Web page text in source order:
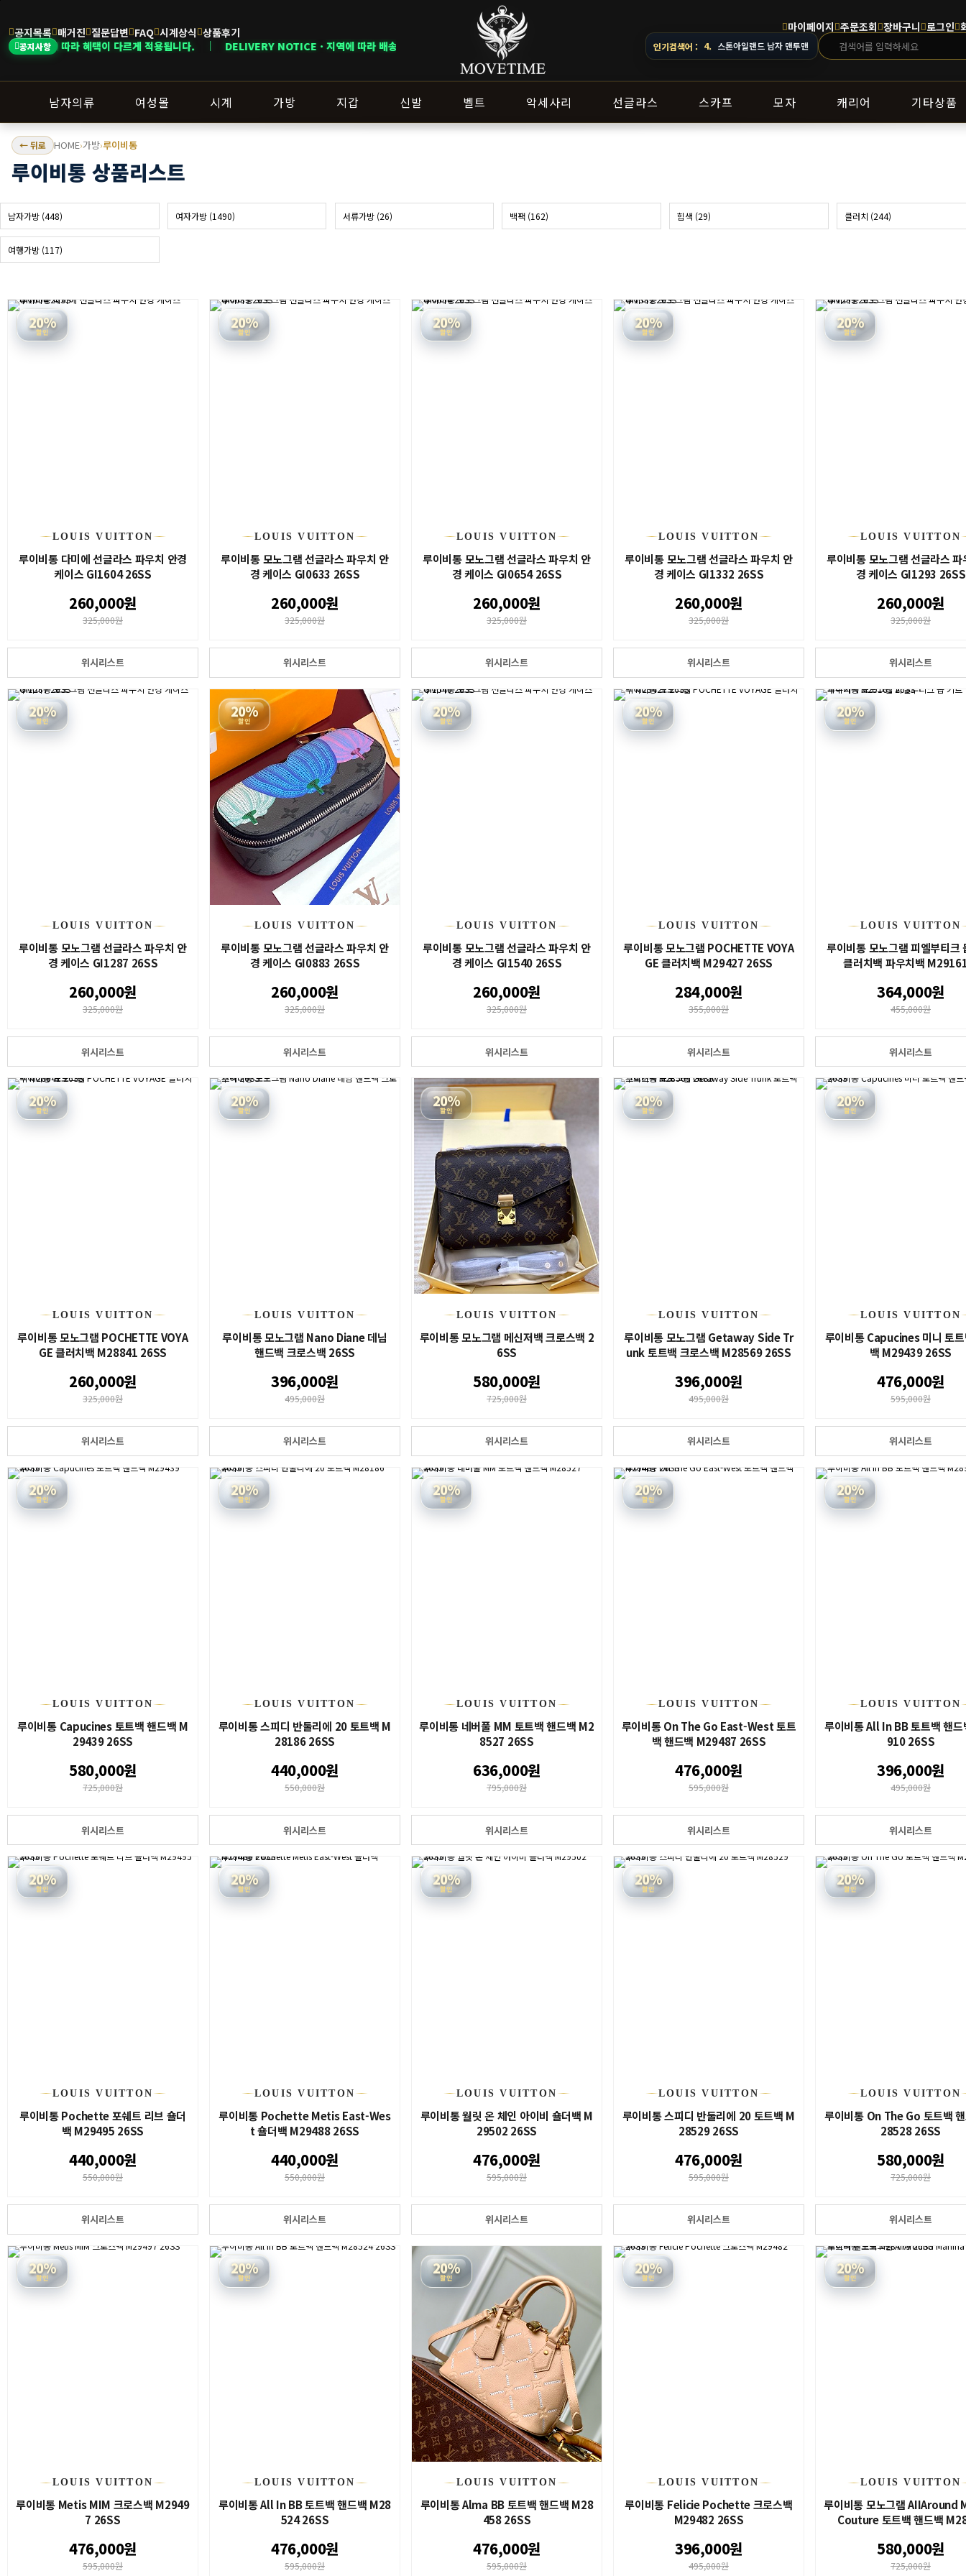
공지목록 매거진 질문답변 FAQ 시계상식 상품후기
공지사항
게 적용됩니다. ｜ DELIVERY NOTICE · 지역에 따라 배송 일정이 달라질 수 있으니 주문 전 상담창으로 문의해 주세요.
마이페이지 주문조회 장바구니 로그인
인기검색어 : 5. 오프화이트 남자 후드
남자의류 여성몰 시계 가방 지갑 신발 벨트 악세사리 선글라스 스카프 모자 캐리어 기타상품
← 뒤로 HOME›가방›루이비통
루이비통 상품리스트
남자가방 (448) 여자가방 (1490) 서류가방 (26) 백팩 (162) 힙색 (29) 클러치 (244)
여행가방 (117)
20%
할인
LOUIS VUITTON
루이비통 다미에 선글라스 파우치 안경
케이스 GI1604 26SS
260,000원
325,000원
위시리스트
20%
할인
LOUIS VUITTON
루이비통 모노그램 선글라스 파우치 안
경 케이스 GI0633 26SS
260,000원
325,000원
위시리스트
20%
할인
LOUIS VUITTON
루이비통 모노그램 선글라스 파우치 안
경 케이스 GI0654 26SS
260,000원
325,000원
위시리스트
20%
할인
LOUIS VUITTON
루이비통 모노그램 선글라스 파우치 안
경 케이스 GI1332 26SS
260,000원
325,000원
위시리스트
20%
할인
LOUIS VUITTON
루이비통 모노그램 선글라스 파
경 케이스 GI1293 26SS
260,000원
325,000원
위시리스트
20%
할인
LOUIS VUITTON
루이비통 모노그램 선글라스 파우치 안
경 케이스 GI1287 26SS
260,000원
325,000원
위시리스트
20%
할인
LOUIS VUITTON
루이비통 모노그램 선글라스 파우치 안
경 케이스 GI0883 26SS
260,000원
325,000원
위시리스트
20%
할인
LOUIS VUITTON
루이비통 모노그램 선글라스 파우치 안
경 케이스 GI1540 26SS
260,000원
325,000원
위시리스트
20%
할인
LOUIS VUITTON
루이비통 모노그램 POCHETTE VOYA
GE 클러치백 M29427 26SS
284,000원
355,000원
위시리스트
20%
할인
LOUIS VUITTON
루이비통 모노그램 피엘부티크
클러치백 파우치백
364,000원
455,000원
위시리스트
20%
할인
LOUIS VUITTON
루이비통 모노그램 POCHETTE VOYA
GE 클러치백 M28841 26SS
260,000원
325,000원
위시리스트
20%
할인
LOUIS VUITTON
루이비통 모노그램 Nano Diane 데님
핸드백 크로스백 26SS
396,000원
495,000원
위시리스트
20%
할인
LOUIS VUITTON
루이비통 모노그램 메신저백 크로스백 2
6SS
580,000원
725,000원
위시리스트
20%
할인
LOUIS VUITTON
루이비통 모노그램 Getaway Side Tr
unk 토트백 크로스백 M28569 26SS
396,000원
495,000원
위시리스트
20%
할인
LOUIS VUITTON
루이비통 Capucines 미니 토
백 M29439 26SS
476,000원
595,000원
위시리스트
20%
할인
LOUIS VUITTON
루이비통 Capucines 토트백 핸드백 M
29439 26SS
580,000원
725,000원
위시리스트
20%
할인
LOUIS VUITTON
루이비통 스피디 반둘리에 20 토트백 M
28186 26SS
440,000원
550,000원
위시리스트
20%
할인
LOUIS VUITTON
루이비통 네버풀 MM 토트백 핸드백 M2
8527 26SS
636,000원
795,000원
위시리스트
20%
할인
LOUIS VUITTON
루이비통 On The Go East-West 토트
백 핸드백 M29487 26SS
476,000원
595,000원
위시리스트
20%
할인
LOUIS VUITTON
루이비통 All In BB 토트백 핸
910 26SS
396,000원
495,000원
위시리스트
20%
할인
LOUIS VUITTON
루이비통 Pochette 포쉐트 리브 숄더
백 M29495 26SS
440,000원
550,000원
위시리스트
20%
할인
LOUIS VUITTON
루이비통 Pochette Metis East-Wes
t 숄더백 M29488 26SS
440,000원
550,000원
위시리스트
20%
할인
LOUIS VUITTON
루이비통 월릿 온 체인 아이비 숄더백 M
29502 26SS
476,000원
595,000원
위시리스트
20%
할인
LOUIS VUITTON
루이비통 스피디 반둘리에 20 토트백 M
28529 26SS
476,000원
595,000원
위시리스트
20%
할인
LOUIS VUITTON
루이비통 On The Go 토트백
28528 26SS
580,000원
725,000원
위시리스트
20%
할인
LOUIS VUITTON
루이비통 Metis MIM 크로스백 M2949
7 26SS
476,000원
595,000원
20%
할인
LOUIS VUITTON
루이비통 All In BB 토트백 핸드백 M28
524 26SS
476,000원
595,000원
20%
할인
LOUIS VUITTON
루이비통 Alma BB 토트백 핸드백 M28
458 26SS
476,000원
595,000원
20%
할인
LOUIS VUITTON
루이비통 Felicie Pochette 크로스백
M29482 26SS
396,000원
495,000원
20%
할인
LOUIS VUITTON
루이비통 모노그램 AIIAround
Couture 토트백 핸드백
580,000원
725,000원